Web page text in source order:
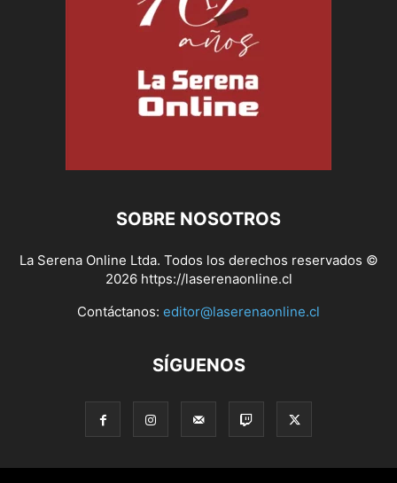
SOBRE NOSOTROS
La Serena Online Ltda. Todos los derechos reservados ©
2026 https://laserenaonline.cl
Contáctanos: editor@laserenaonline.cl
SÍGUENOS